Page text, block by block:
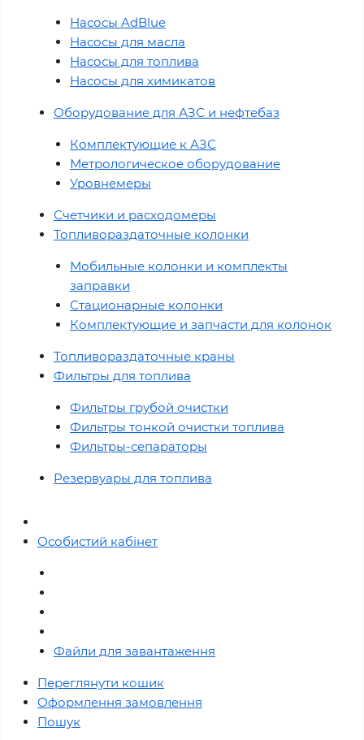
Насосы AdBlue
Насосы для масла
Насосы для топлива
Насосы для химикатов
Оборудование для АЗС и нефтебаз
Комплектующие к АЗС
Метрологическое оборудование
Уровнемеры
Счетчики и расходомеры
Топливораздаточные колонки
Мобильные колонки и комплекты
заправки
Стационарные колонки
Комплектующие и запчасти для колонок
Топливораздаточные краны
Фильтры для топлива
Фильтры грубой очистки
Фильтры тонкой очистки топлива
Фильтры-сепараторы
Резервуары для топлива
Особистий кабінет
Файли для завантаження
Переглянути кошик
Оформлення замовлення
Пошук